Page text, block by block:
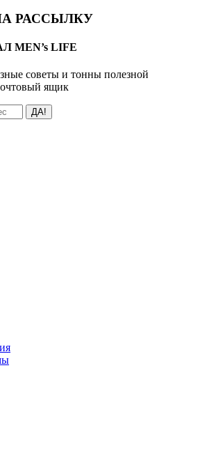
РАССЫЛКУ
LIFE
советы и тонны полезной
ящик
ДА!